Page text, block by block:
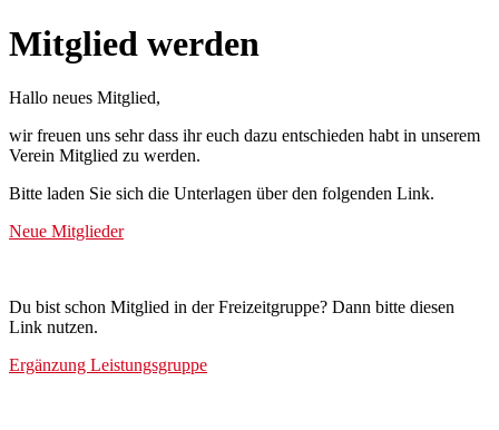
Mitglied werden
Hallo neues Mitglied,
wir freuen uns sehr dass ihr euch dazu entschieden habt in unserem
Verein Mitglied zu werden.
Bitte laden Sie sich die Unterlagen über den folgenden Link.
Neue Mitglieder
Du bist schon Mitglied in der Freizeitgruppe? Dann bitte diesen
Link nutzen.
Ergänzung Leistungsgruppe